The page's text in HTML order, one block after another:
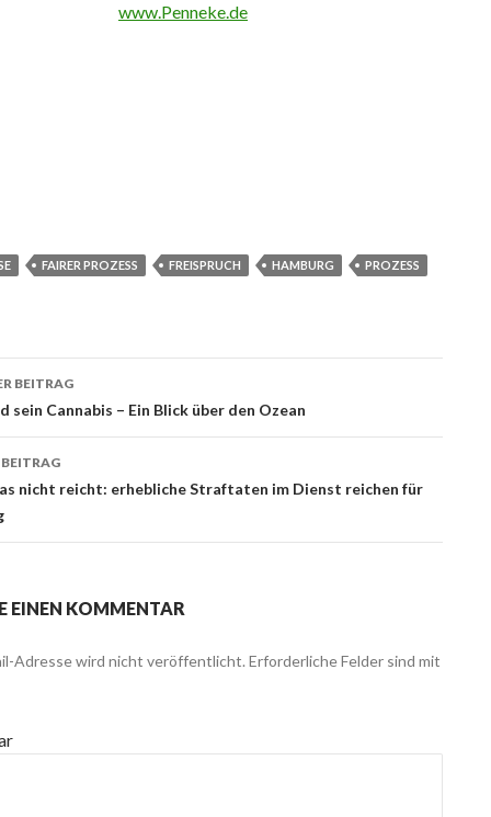
www.Penneke.de
FAIRER PROZESS FREISPRUCH HAMBURG PROZESS
BEITRAG
sein Cannabis – Ein Blick über den Ozean
nicht reicht: erhebliche Straftaten im Dienst reichen für
EINEN KOMMENTAR
Adresse wird nicht veröffentlicht. Erforderliche Felder sind mit